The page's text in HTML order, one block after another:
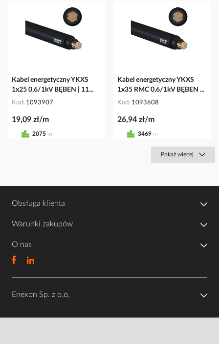
Kabel energetyczny YKXS
1x25 0,6/1kV BĘBEN | 11...
Kod 1093907
19,09 zł/m
2075 m
Kabel energetyczny YKXS
1x35 RMC 0,6/1kV BĘBEN ...
Kod 1093608
26,94 zł/m
3469 m
Pokaż więcej
Obsługa klienta
Warunki zakupów
O nas
Enexon Sp. z o.o.